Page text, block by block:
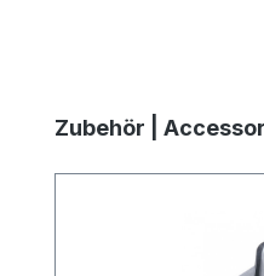
Produktgalerie
Zubehör |